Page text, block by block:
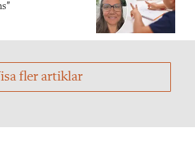
fler artiklar